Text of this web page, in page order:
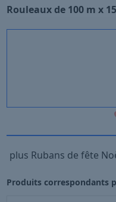
Rouleaux de 100 m x
plus Rubans de fête
Produits correspondants